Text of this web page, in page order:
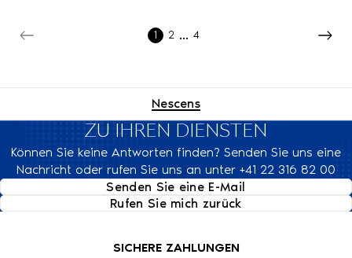
1 2 ... 4
Nescens
ZU IHREN DIENSTEN
Können Sie keine Antworten finden? Senden Sie uns eine
Nachricht oder rufen Sie uns an unter +41 22 316 82 00
Senden Sie eine E-Mail
Rufen Sie mich zurück
SWISS MADE